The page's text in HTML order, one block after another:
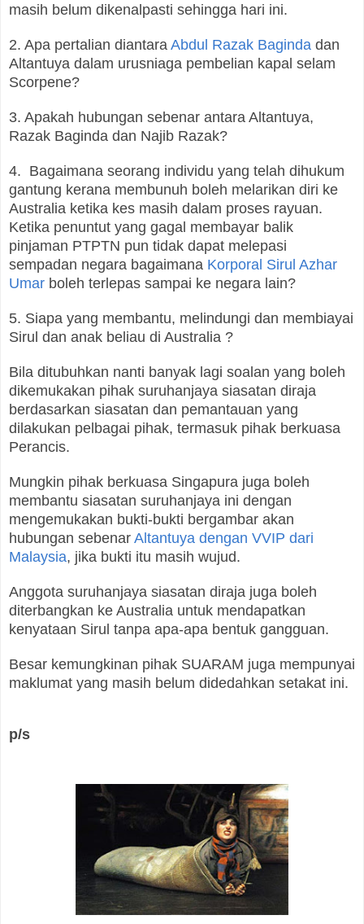
masih belum dikenalpasti sehingga hari ini.
2. Apa pertalian diantara Abdul Razak Baginda dan
Altantuya dalam urusniaga pembelian kapal selam
Scorpene?
3. Apakah hubungan sebenar antara Altantuya,
Razak Baginda dan Najib Razak?
4. Bagaimana seorang individu yang telah dihukum
gantung kerana membunuh boleh melarikan diri ke
Australia ketika kes masih dalam proses rayuan.
Ketika penuntut yang gagal membayar balik
pinjaman PTPTN pun tidak dapat melepasi
sempadan negara bagaimana Korporal Sirul Azhar
Umar boleh terlepas sampai ke negara lain?
5. Siapa yang membantu, melindungi dan membiayai
Sirul dan anak beliau di Australia ?
Bila ditubuhkan nanti banyak lagi soalan yang boleh
dikemukakan pihak suruhanjaya siasatan diraja
berdasarkan siasatan dan pemantauan yang
dilakukan pelbagai pihak, termasuk pihak berkuasa
Perancis.
Mungkin pihak berkuasa Singapura juga boleh
membantu siasatan suruhanjaya ini dengan
mengemukakan bukti-bukti bergambar akan
hubungan sebenar Altantuya dengan VVIP dari
Malaysia, jika bukti itu masih wujud.
Anggota suruhanjaya siasatan diraja juga boleh
diterbangkan ke Australia untuk mendapatkan
kenyataan Sirul tanpa apa-apa bentuk gangguan.
Besar kemungkinan pihak SUARAM juga mempunyai
maklumat yang masih belum didedahkan setakat ini.
p/s